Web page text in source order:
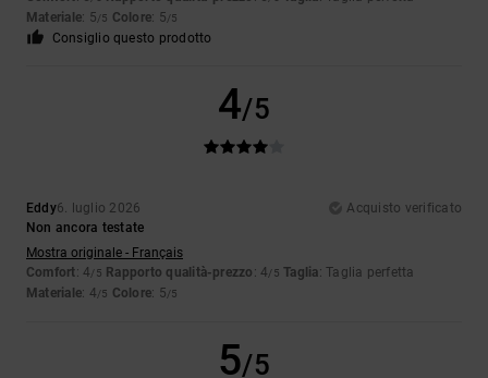
Materiale: 5/5 Colore: 5/5
Consiglio questo prodotto
4/5
Eddy6. luglio 2026
Acquisto verificato
Non ancora testate
Mostra originale - Français
Comfort: 4/5 Rapporto qualità-prezzo : 4/5 Taglia: Taglia perfetta
Materiale: 4/5 Colore: 5/5
5/5